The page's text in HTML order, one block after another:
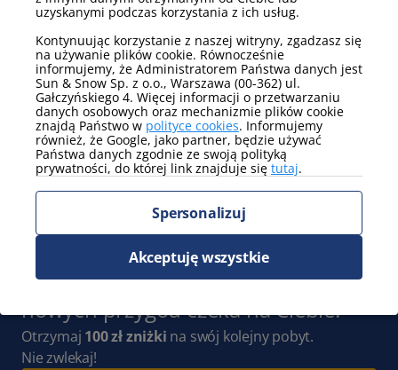
Pokaż więcej
Parking
parking w hali garażowej
Pokaż więcej
Widok
częściowy widok na morze
Pokaż więcej
Zapisz się do Newslettera
z nami na bieżąco. Cała Polska pełna
nowych przygód czeka na Ciebie!
Otrzymaj 100 zł zniżki na swój kolejny pobyt.
Nie zwlekaj!
uzyskanymi podczas korzystania z ich usług.
Kontynuując korzystanie z naszej witryny, zgadzasz się
na używanie plików cookie. Równocześnie
informujemy, że Administratorem Państwa danych jest
Sun & Snow Sp. z o.o., Warszawa (00-362) ul.
Gałczyńskiego 4. Więcej informacji o przetwarzaniu
danych osobowych oraz mechanizmie plików cookie
znajdą Państwo w polityce cookies. Informujemy
również, że Google, jako partner, będzie używać
Państwa danych zgodnie ze swoją polityką
prywatności, do której link znajduje się tutaj.
Spersonalizuj
Akceptuję wszystkie